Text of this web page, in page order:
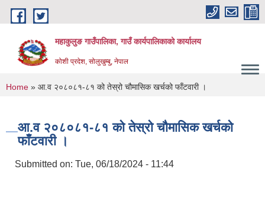
Skip to main content
महाकुलुङ गाउँपालिका, गाउँ कार्यपालिकाको कार्यालय
कोशी प्रदेश, सोलुखुम्बु, नेपाल
You are here
Home » आ.व २०८०८१-८१ को तेस्रो चौमासिक खर्चको फाँटवारी ।
आ.व २०८०८१-८१ को तेस्रो चौमासिक खर्चको
फाँटवारी ।
Submitted on: Tue, 06/18/2024 - 11:44